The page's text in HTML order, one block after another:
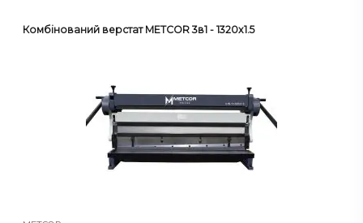
Комбінований верстат METCOR 3в1 - 1320x1.5